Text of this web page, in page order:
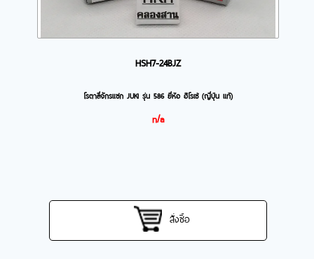
HSH7-24BJZ
โรตาลี่จักรแซก JUKI รุ่น 586 ยี่ห้อ ฮิโรเซ่ (ญี่ปุ่น แท้)
n/a
สั่งซื้อ